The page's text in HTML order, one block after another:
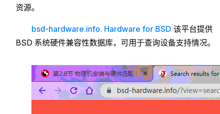
资源。
bsd-hardware.info. Hardware for BSD 该平台提供
BSD 系统硬件兼容性数据库，可用于查询设备支持情况。